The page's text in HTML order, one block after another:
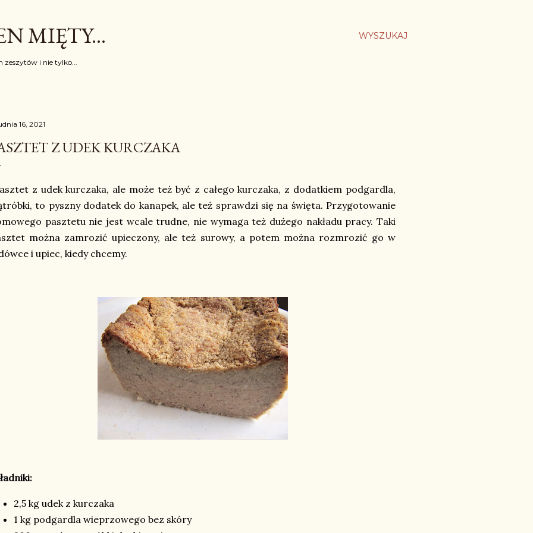
WYSZUKAJ
MIĘTY...
zeszytów i nie tylko...
16, 2021
Z UDEK KURCZAKA
z udek kurczaka, ale może też być z całego kurczaka, z dodatkiem podgardla,
to pyszny dodatek do kanapek, ale też sprawdzi się na święta. Przygotowanie
pasztetu nie jest wcale trudne, nie wymaga też dużego nakładu pracy. Taki
można zamrozić upieczony, ale też surowy, a potem można rozmrozić go w
i upiec, kiedy chcemy.
2,5 kg udek z kurczaka
1 kg podgardla wieprzowego bez skóry